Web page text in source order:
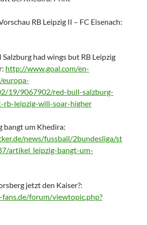
RB Leipzig II – FC Eisenach:
Salzburg had wings but RB Leipzig
http://www.goal.com/en-
19/9067902/red-bull-salzburg-
rb-leipzig-will-soar-higher
bangt um Khedira:
news/fussball/2bundesliga/st
artikel_leipzig-bangt-um-
jetzt den Kaiser?:
forum/viewtopic.php?